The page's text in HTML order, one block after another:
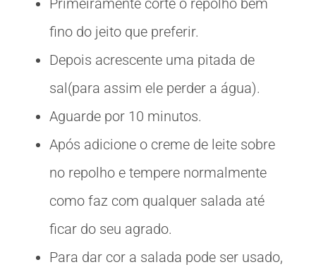
Primeiramente corte o repolho bem
fino do jeito que preferir.
Depois acrescente uma pitada de
sal(para assim ele perder a água).
Aguarde por 10 minutos.
Após adicione o creme de leite sobre
no repolho e tempere normalmente
como faz com qualquer salada até
ficar do seu agrado.
Para dar cor a salada pode ser usado,